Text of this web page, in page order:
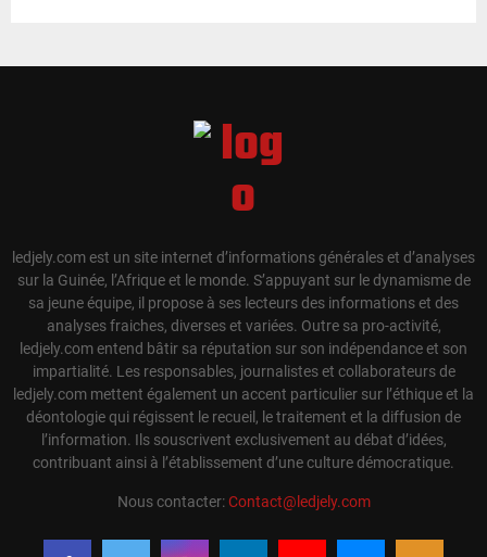
ledjely.com est un site internet d’informations générales et d’analyses
sur la Guinée, l’Afrique et le monde. S’appuyant sur le dynamisme de
sa jeune équipe, il propose à ses lecteurs des informations et des
analyses fraiches, diverses et variées. Outre sa pro-activité,
ledjely.com entend bâtir sa réputation sur son indépendance et son
impartialité. Les responsables, journalistes et collaborateurs de
ledjely.com mettent également un accent particulier sur l’éthique et la
déontologie qui régissent le recueil, le traitement et la diffusion de
l’information. Ils souscrivent exclusivement au débat d’idées,
contribuant ainsi à l’établissement d’une culture démocratique.
Nous contacter:Contact@ledjely.com